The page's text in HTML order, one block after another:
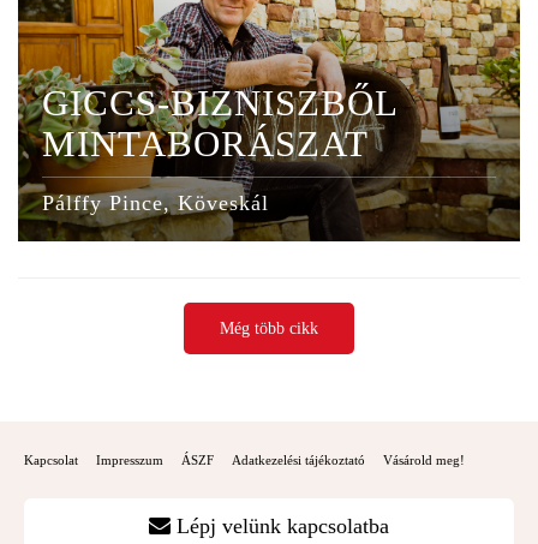
GICCS-BIZNISZBŐL
MINTABORÁSZAT
Pálffy Pince, Köveskál
Még több cikk
Kapcsolat Impresszum ÁSZF Adatkezelési tájékoztató Vásárold meg!
Lépj velünk kapcsolatba